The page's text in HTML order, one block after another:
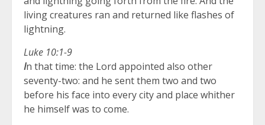
living creatures ran and returned like flashes of
lightning.
Luke 10:1-9
In that time: the Lord appointed also other
seventy-two: and he sent them two and two
before his face into every city and place whither
he himself was to come.